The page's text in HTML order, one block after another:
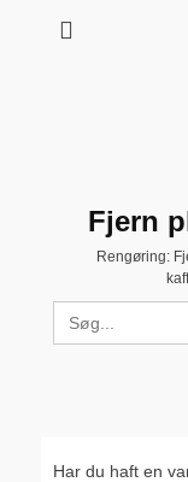
Fjern
Rengøring:
Search
for:
Har du haft en